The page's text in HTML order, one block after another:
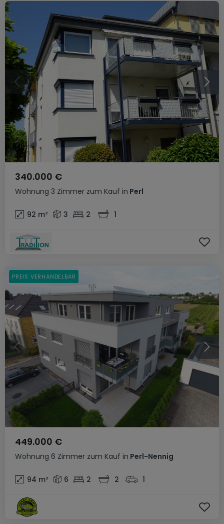
Wohnung 3 Zimmer zum Kauf in Perl
340.000 €
92 m² 3 2 1
Wohnung 6 Zimmer zum Kauf in Perl-Nennig
449.000 €
94 m² 6 2 2 1
PREIS VERHANDELBAR